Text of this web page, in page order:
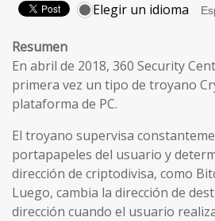
Elegir un idioma
Resumen
En abril de 2018, 360 ​Security
primera vez un tipo de troyano
plataforma de PC.
El troyano supervisa
portapapeles del usuario y
dirección de criptodivisa, como
Luego, cambia la dirección de
dirección cuando el usuario